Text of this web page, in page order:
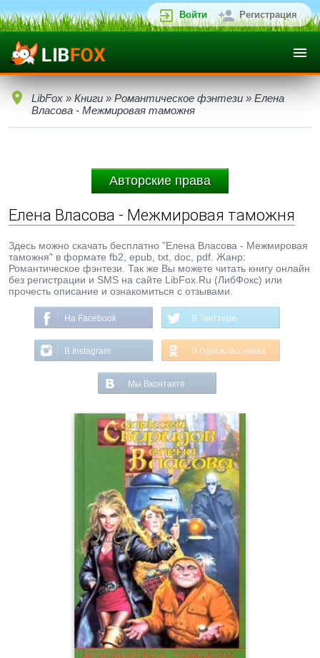
Войти Регистрация
LibFox » Книги » Романтическое фэнтези » Елена
Власова - Межмировая таможня
Авторские права
Елена Власова - Межмировая таможня
Здесь можно скачать бесплатно "Елена Власова - Межмировая
таможня" в формате fb2, epub, txt, doc, pdf. Жанр:
Романтическое фэнтези. Так же Вы можете читать книгу онлайн
без регистрации и SMS на сайте LibFox.Ru (ЛибФокс) или
прочесть описание и ознакомиться с отзывами.
На Facebook В Твиттере
В Instagram В Одноклассниках
Мы Вконтакте